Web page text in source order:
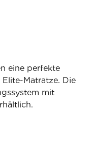
eine perfekte
Matratze. Die
mit